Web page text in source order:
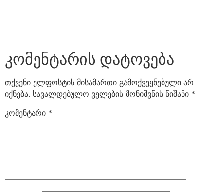
კომენტარის დატოვება
თქვენი ელფოსტის მისამართი გამოქვეყნებული არ
იქნება. სავალდებულო ველების მონიშვნის ნიშანი *
კომენტარი *